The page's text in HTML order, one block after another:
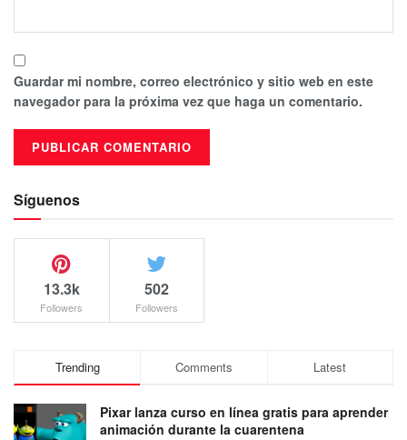
Guardar mi nombre, correo electrónico y sitio web en este
navegador para la próxima vez que haga un comentario.
Síguenos
13.3k
Followers
502
Followers
Trending Comments Latest
Pixar lanza curso en línea gratis para aprender
animación durante la cuarentena